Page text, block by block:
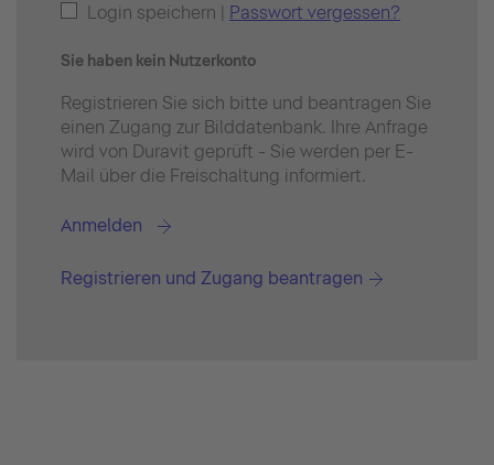
Login speichern | Passwort vergessen?
Sie haben kein Nutzerkonto
Registrieren Sie sich bitte und beantragen Sie
einen Zugang zur Bilddatenbank. Ihre Anfrage
wird von Duravit geprüft - Sie werden per E-
Mail über die Freischaltung informiert.
Anmelden
Registrieren und Zugang beantragen